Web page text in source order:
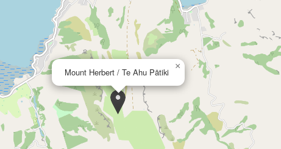
Mount Herbert / Te Ahu Pātiki
×